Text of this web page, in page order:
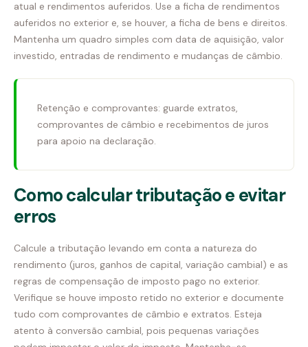
atual e rendimentos auferidos. Use a ficha de rendimentos
auferidos no exterior e, se houver, a ficha de bens e direitos.
Mantenha um quadro simples com data de aquisição, valor
investido, entradas de rendimento e mudanças de câmbio.
Retenção e comprovantes: guarde extratos,
comprovantes de câmbio e recebimentos de juros
para apoio na declaração.
Como calcular tributação e evitar
erros
Calcule a tributação levando em conta a natureza do
rendimento (juros, ganhos de capital, variação cambial) e as
regras de compensação de imposto pago no exterior.
Verifique se houve imposto retido no exterior e documente
tudo com comprovantes de câmbio e extratos. Esteja
atento à conversão cambial, pois pequenas variações